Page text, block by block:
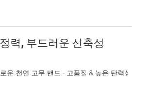
력, 부드러운 신축성